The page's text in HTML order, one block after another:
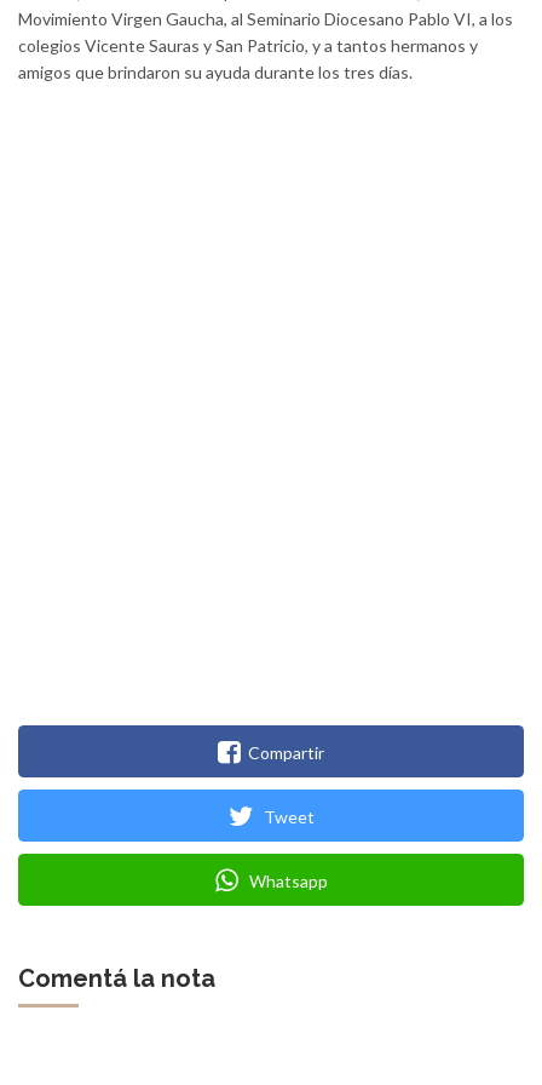
Movimiento Virgen Gaucha, al Seminario Diocesano Pablo VI, a los
colegios Vicente Sauras y San Patricio, y a tantos hermanos y
amigos que brindaron su ayuda durante los tres días.
Compartir
Tweet
Whatsapp
Comentá la nota